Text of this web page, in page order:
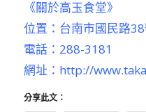
《關於高玉食堂》
位置：台南市國民路
電話：288-3181
網址： http://
分享此文：